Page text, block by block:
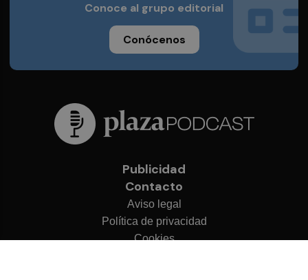
Conoce al grupo editorial
Conócenos
Publicidad
Contacto
Aviso legal
Política de privacidad
Cookies